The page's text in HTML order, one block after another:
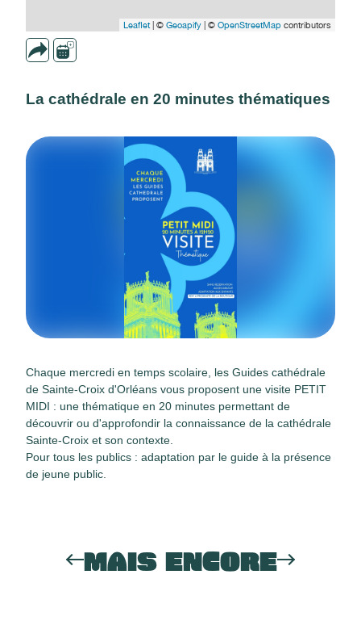
Leaflet| © Geoapify | © OpenStreetMap contributors
La cathédrale en 20 minutes thématiques
Chaque mercredi en temps scolaire, les Guides cathédrale
de Sainte-Croix d'Orléans vous proposent une visite PETIT
MIDI : une thématique en 20 minutes permettant de
découvrir ou d'approfondir la connaissance de la cathédrale
Sainte-Croix et son contexte.
Pour tous les publics : adaptation par le guide à la présence
de jeune public.
MAIS ENCORE